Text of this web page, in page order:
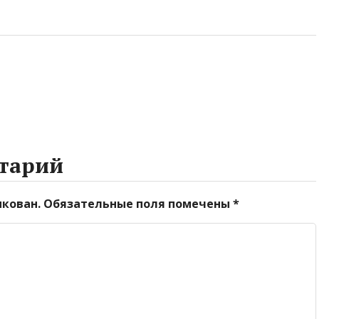
Обязательные поля помечены *